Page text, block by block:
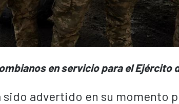
en servicio para el Ejército
sido advertido en su momento